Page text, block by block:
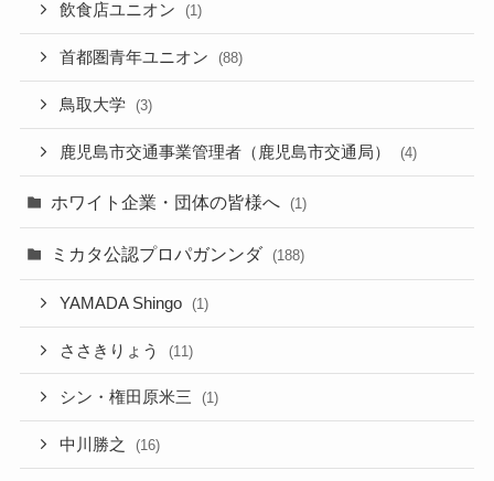
飲食店ユニオン (1)
首都圏青年ユニオン (88)
鳥取大学 (3)
鹿児島市交通事業管理者（鹿児島市交通局） (4)
ホワイト企業・団体の皆様へ (1)
ミカタ公認プロパガンンダ (188)
YAMADA Shingo (1)
ささきりょう (11)
シン・権田原米三 (1)
中川勝之 (16)